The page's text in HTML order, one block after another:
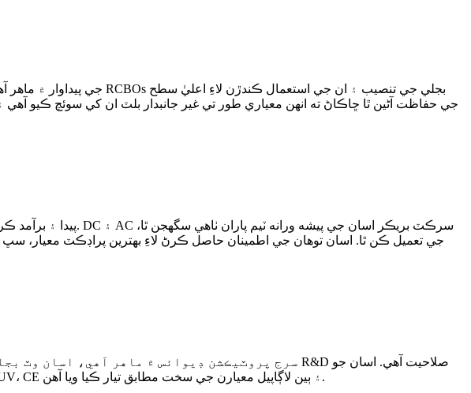
جي حفاظت آڻين ٿا ڇاڪاڻ ته انهن معياري طور تي غير جانبدار بلٽ ان کي سوئچ ڪيو
يقين آهي ته حفاظت ۽ معيار هميشه پهرين نمبر تي ايندو آهي، اسان جا قسم 1، قسم 2 ۽ قسم 3 IEC، UL، TUV، CE ۽ ٻين لاڳاپيل معيارن جي سخت مطابق تيار ڪيا ويا آهن.